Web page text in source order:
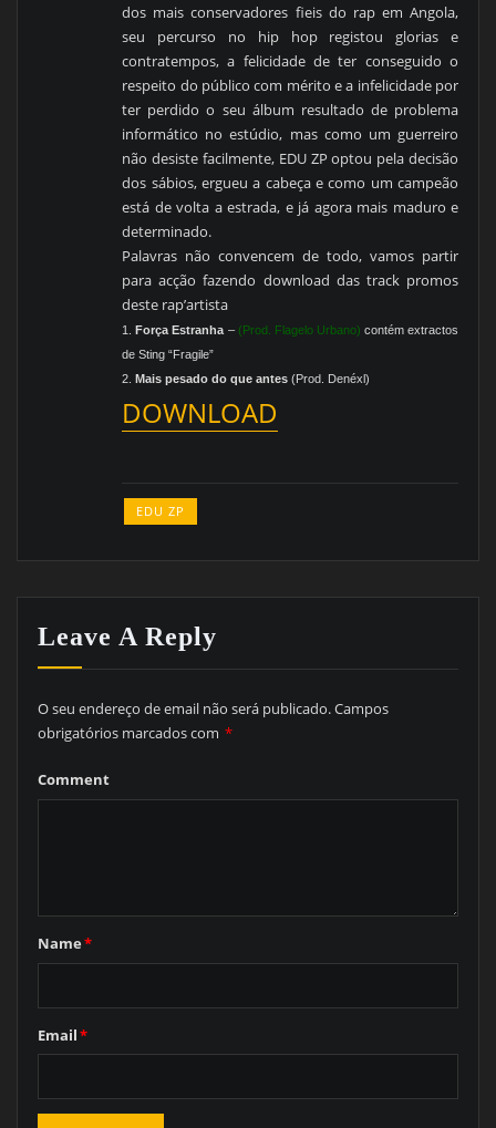
dos mais conservadores fieis do rap em Angola,
seu percurso no hip hop registou glorias e
contratempos, a felicidade de ter conseguido o
respeito do público com mérito e a infelicidade por
ter perdido o seu álbum resultado de problema
informático no estúdio, mas como um guerreiro
não desiste facilmente, EDU ZP optou pela decisão
dos sábios, ergueu a cabeça e como um campeão
está de volta a estrada, e já agora mais maduro e
determinado.
Palavras não convencem de todo, vamos partir
para acção fazendo download das track promos
deste rap’artista
1. Força Estranha– (Prod. Flagelo Urbano) contém extractos
de Sting “Fragile”
2. Mais pesado do que antes (Prod. Denéxl)
DOWNLOAD
EDU ZP
Leave A Reply
O seu endereço de email não será publicado.Campos
obrigatórios marcados com *
Comment
Name*
Email*